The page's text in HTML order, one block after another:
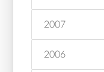
2007
2006